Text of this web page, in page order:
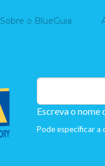
Home
Sobre o BlueGuia
Escreva o nome
Pode especificar a